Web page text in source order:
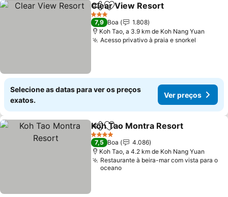
PartilharAdicionar aos favoritos
Clear View Resort
3 Estrelas
7,9 Boa
1.808
Koh Tao, a 3.9 km de Koh Nang Yuan
Acesso privativo à praia e snorkel
Selecione as datas para ver os preços
exatos.
Ver preços
PartilharAdicionar aos favoritos
Koh Tao Montra Resort
4 Estrelas
7,5 Boa
4.086
Koh Tao, a 4.2 km de Koh Nang Yuan
Restaurante à beira-mar com vista para o
oceano